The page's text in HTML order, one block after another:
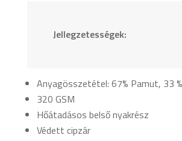
Jellegzetességek:
Anyagösszetétel: 67% Pamut, 33
320 GSM
Hőátadásos belső nyakrész
Védett cipzár